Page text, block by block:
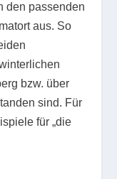
den passenden
aus. So
bzw. über
sind. Für
für „die